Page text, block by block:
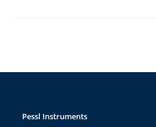
Pessl Instruments